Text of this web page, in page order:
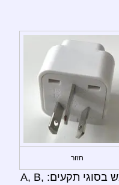
חזור
מתאם זה מאפשר לך להשתמש בסוגי תקעים: A, B,